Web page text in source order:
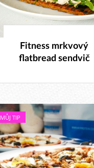
19. 10. 2017
Fitness mrkvový
flatbread sendvič
MŮJ TIP